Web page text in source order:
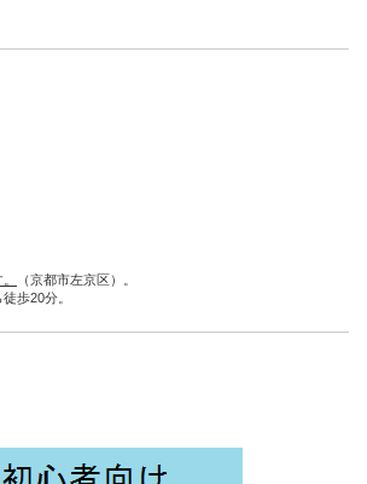
（京都市左京区）。
歩20分。